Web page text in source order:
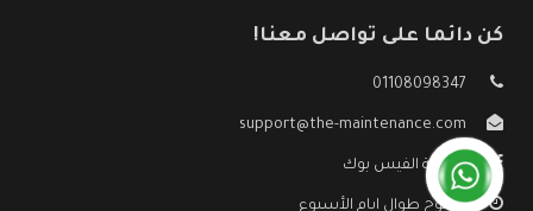
كن دائما على تواصل معنا!
01108098347
support@the-maintenance.com
صفحة الفيس بوك
مفتوح طوال ايام الأسبوع